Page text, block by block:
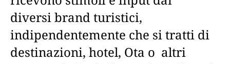
diversi brand turistici,
indipendentemente che si tratti di
destinazioni, hotel, Ota o altri